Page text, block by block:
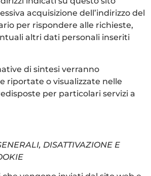
acquisizione dell’indirizzo del
per rispondere alle richieste,
altri dati personali inseriti
di sintesi verranno
riportate o visualizzate nelle
per particolari servizi a
DISATTIVAZIONE E